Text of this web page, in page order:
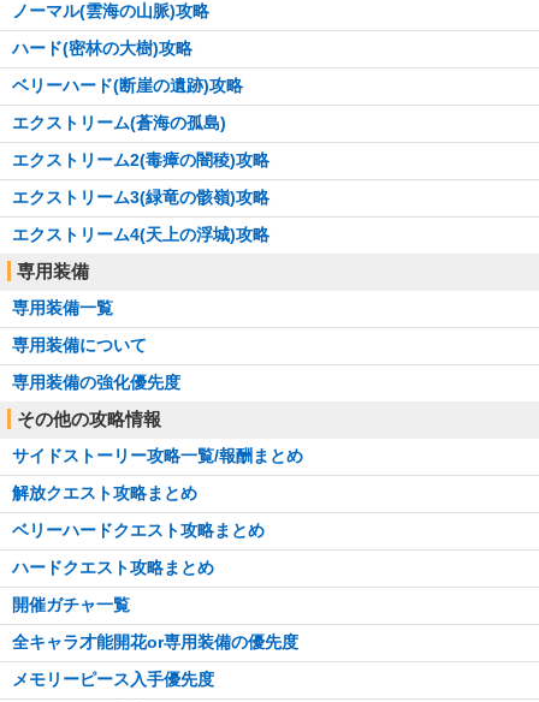
ノーマル(雲海の山脈)攻略
ハード(密林の大樹)攻略
ベリーハード(断崖の遺跡)攻略
エクストリーム(蒼海の孤島)
エクストリーム2(毒瘴の闇稜)攻略
エクストリーム3(緑竜の骸嶺)攻略
エクストリーム4(天上の浮城)攻略
専用装備
専用装備一覧
専用装備について
専用装備の強化優先度
その他の攻略情報
サイドストーリー攻略一覧/報酬まとめ
解放クエスト攻略まとめ
ベリーハードクエスト攻略まとめ
ハードクエスト攻略まとめ
開催ガチャ一覧
全キャラ才能開花or専用装備の優先度
メモリーピース入手優先度